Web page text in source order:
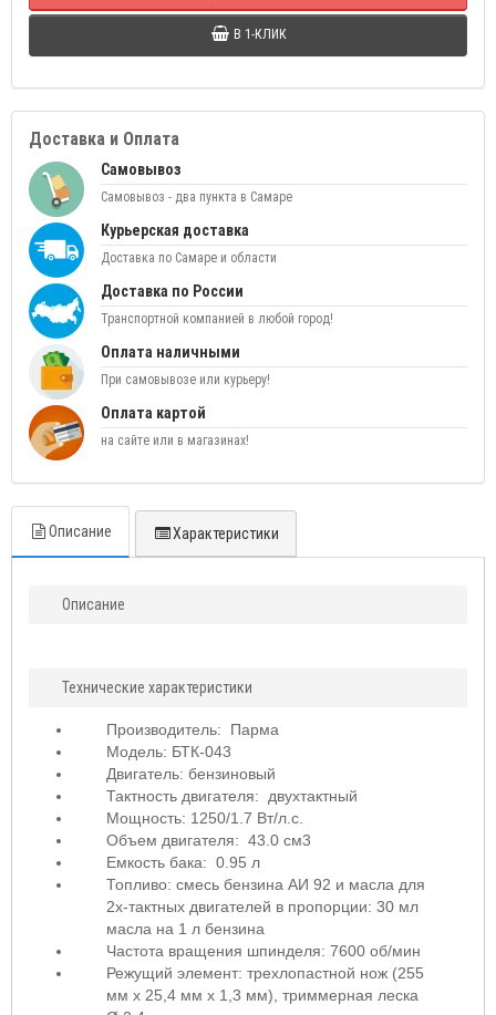
В 1-КЛИК
Доставка и Оплата
Самовывоз
Самовывоз - два пункта в Самаре
Курьерская доставка
Доставка по Самаре и области
Доставка по России
Транспортной компанией в любой город!
Оплата наличными
При самовывозе или курьеру!
Оплата картой
на сайте или в магазинах!
Описание Характеристики
Описание
Технические характеристики
Производитель: Парма
Модель: БТК-043
Двигатель: бензиновый
Тактность двигателя: двухтактный
Мощность: 1250/1.7 Вт/л.с.
Объем двигателя: 43.0 см3
Емкость бака: 0.95 л
Топливо: смесь бензина АИ 92 и масла для
2х-тактных двигателей в пропорции: 30 мл
масла на 1 л бензина
Частота вращения шпинделя: 7600 об/мин
Режущий элемент: трехлопастной нож (255
мм х 25,4 мм х 1,3 мм), триммерная леска